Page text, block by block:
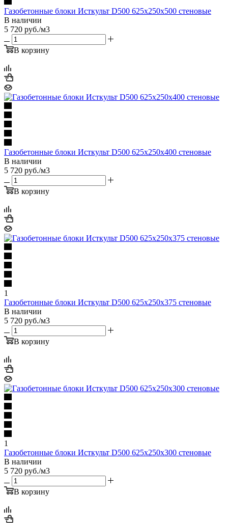
Газобетонные блоки Исткульт D500 625х250х500 стеновые
В наличии
5 720 руб./м3
В корзину
Газобетонные блоки Исткульт D500 625х250х400 стеновые
В наличии
5 720 руб./м3
В корзину
1
Газобетонные блоки Исткульт D500 625х250х375 стеновые
В наличии
5 720 руб./м3
В корзину
1
Газобетонные блоки Исткульт D500 625х250х300 стеновые
В наличии
5 720 руб./м3
В корзину